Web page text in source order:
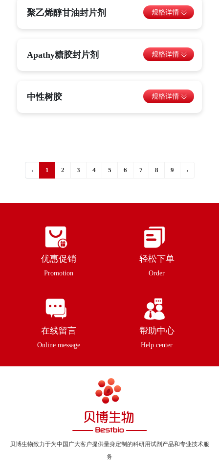
聚乙烯醇甘油封片剂
Apathy糖胶封片剂
中性树胶
‹ 1 2 3 4 5 6 7 8 9 ›
优惠促销
Promotion
轻松下单
Order
在线留言
Online message
帮助中心
Help center
贝博生物致力于为中国广大客户提供量身定制的科研用试剂产品和专业技术服
务